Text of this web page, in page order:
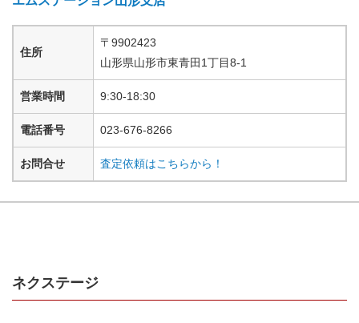
住所
〒 9902423
山形県山形市東青田 1丁目8-1
営業時間 9:30-18:30
電話番号 023-676-8266
お問合せ 査定依頼はこちらから！
ネクステージ